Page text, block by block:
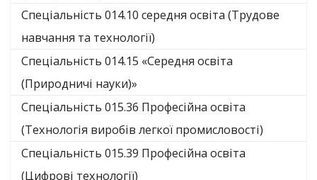
Спеціальність 014.10 середня освіта (Трудове
навчання та технології)
Спеціальність 014.15 «Середня освіта
(Природничі науки)»
Спеціальність 015.36 Професійна освіта
(Технологія виробів легкої промисловості)
Спеціальність 015.39 Професійна освіта
(Цифрові технології)